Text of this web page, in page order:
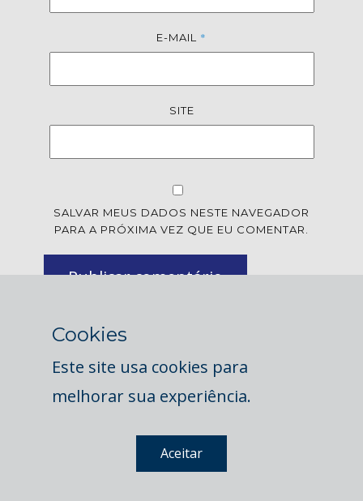
E-MAIL *
SITE
SALVAR MEUS DADOS NESTE NAVEGADOR
PARA A PRÓXIMA VEZ QUE EU COMENTAR.
Publicar comentário
Cookies
Este site usa cookies para
melhorar sua experiência.
Aceitar